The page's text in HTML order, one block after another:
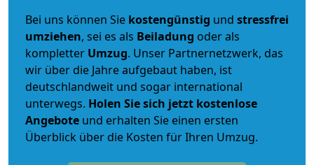
Bei uns können Sie kostengünstig und stressfrei
umziehen, sei es als Beiladung oder als
kompletter Umzug. Unser Partnernetzwerk, das
wir über die Jahre aufgebaut haben, ist
deutschlandweit und sogar international
unterwegs. Holen Sie sich jetzt kostenlose
Angebote und erhalten Sie einen ersten
Überblick über die Kosten für Ihren Umzug.